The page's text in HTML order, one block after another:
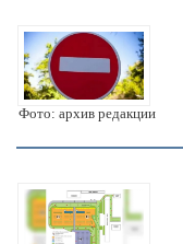
Фото: архив редакции